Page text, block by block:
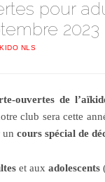
pour
2023
NLS
ouvertes de
club sera cette
un cours spécial de
et aux adolescents